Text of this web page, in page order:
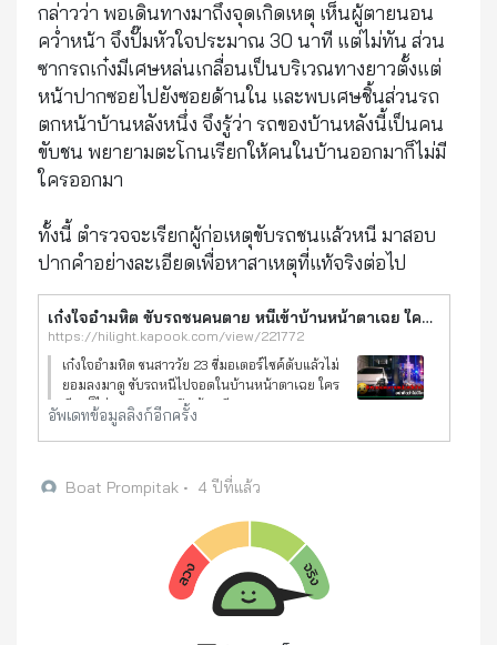
กล่าวว่า พอเดินทางมาถึงจุดเกิดเหตุ เห็นผู้ตายนอน
คว่ำหน้า จึงปั๊มหัวใจประมาณ 30 นาที แต่ไม่ทัน ส่วน
ซากรถเก๋งมีเศษหล่นเกลื่อนเป็นบริเวณทางยาวตั้งแต่
หน้าปากซอยไปยังซอยด้านใน และพบเศษชิ้นส่วนรถ
ตกหน้าบ้านหลังหนึ่ง จึงรู้ว่า รถของบ้านหลังนี้เป็นคน
ขับชน พยายามตะโกนเรียกให้คนในบ้านออกมาก็ไม่มี
ใครออกมา
ทั้งนี้ ตำรวจจะเรียกผู้ก่อเหตุขับรถชนแล้วหนี มาสอบ
ปากคำอย่างละเอียดเพื่อหาสาเหตุที่แท้จริงต่อไป
เก๋งใจอำมหิต ขับรถชนคนตาย หนีเข้าบ้านหน้าตาเฉย ใครเรียกก็ไม่ออก ปิดบ้านเงียบกริบ
https://hilight.kapook.com/view/221772
เก๋งใจอำมหิต ชนสาววัย 23 ขี่มอเตอร์ไซค์ดับแล้วไม่
ยอมลงมาดู ขับรถหนีไปจอดในบ้านหน้าตาเฉย ใคร
เรียกก็ไม่ยอมออกมา ปิดบ้านเงียบ
อัพเดทข้อมูลลิงก์อีกครั้ง
Boat Prompitak• 4 ปีที่แล้ว